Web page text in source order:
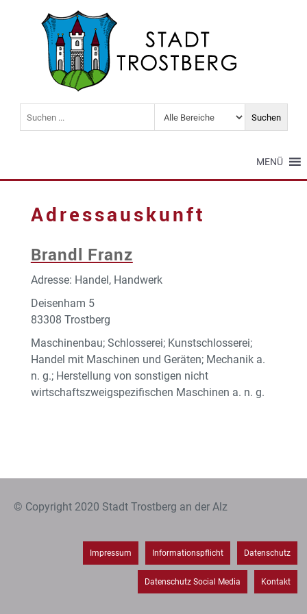
MENÜ
Adressauskunft
Brandl Franz
Adresse: Handel, Handwerk
Deisenham 5
83308 Trostberg
Maschinenbau; Schlosserei; Kunstschlosserei;
Handel mit Maschinen und Geräten; Mechanik a.
n. g.; Herstellung von sonstigen nicht
wirtschaftszweigspezifischen Maschinen a. n. g.
© Copyright 2020 Stadt Trostberg an der Alz
Impressum Informationspflicht Datenschutz
Datenschutz Social Media Kontakt